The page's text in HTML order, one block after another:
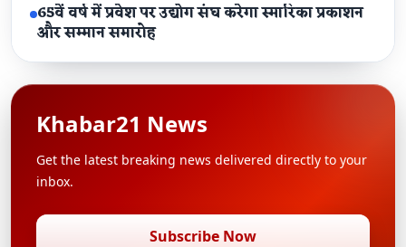
65वें वर्ष में प्रवेश पर उद्योग संघ करेगा स्मारिका प्रकाशन
और सम्मान समारोह
Khabar21 News
Get the latest breaking news delivered directly to your
inbox.
Subscribe Now